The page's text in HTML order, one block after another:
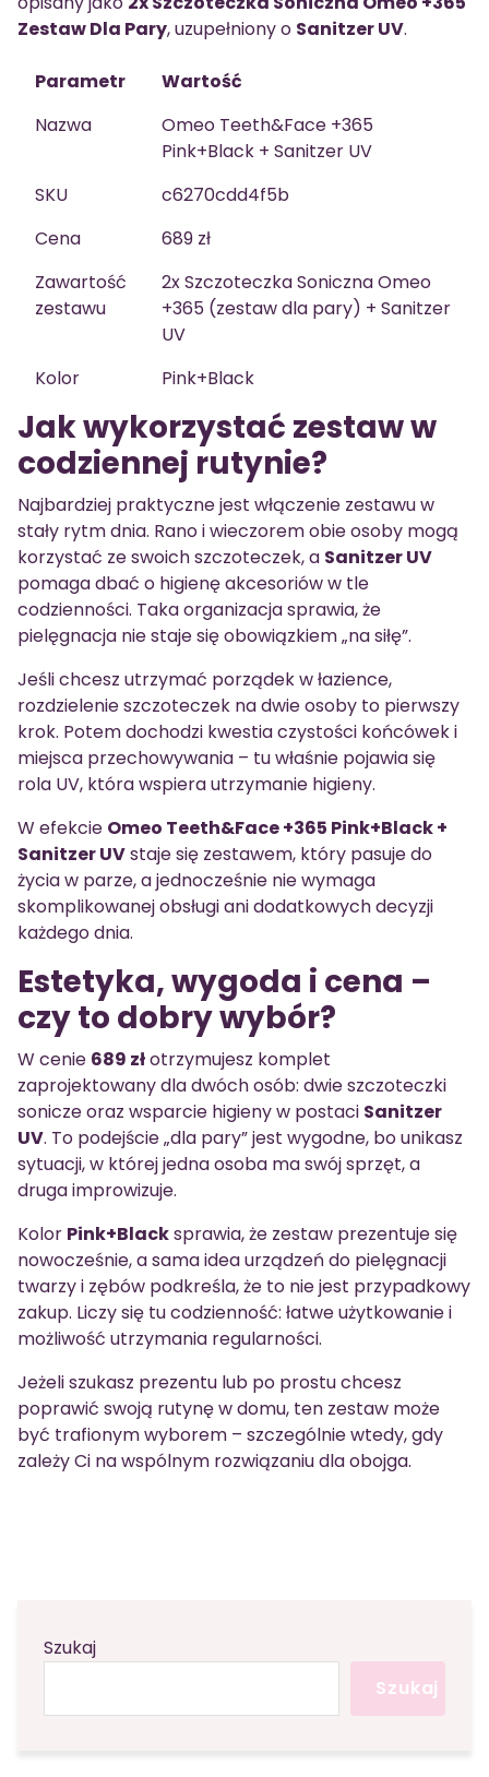
Zestaw Dla Pary, uzupełniony o Sanitzer UV.
Parametr
Wartość
Nazwa
Omeo Teeth&Face +365
Pink+Black + Sanitzer UV
SKU
c6270cdd4f5b
Cena
689 zł
Zawartość
zestawu
2x Szczoteczka Soniczna Omeo
+365 (zestaw dla pary) + Sanitzer
UV
Kolor
Pink+Black
Jak wykorzystać zestaw w
codziennej rutynie?
Najbardziej praktyczne jest włączenie zestawu w
stały rytm dnia. Rano i wieczorem obie osoby mogą
korzystać ze swoich szczoteczek, a Sanitzer UV
pomaga dbać o higienę akcesoriów w tle
codzienności. Taka organizacja sprawia, że
pielęgnacja nie staje się obowiązkiem „na siłę”.
Jeśli chcesz utrzymać porządek w łazience,
rozdzielenie szczoteczek na dwie osoby to pierwszy
krok. Potem dochodzi kwestia czystości końcówek i
miejsca przechowywania – tu właśnie pojawia się
rola UV, która wspiera utrzymanie higieny.
W efekcie Omeo Teeth&Face +365 Pink+Black +
Sanitzer UVstaje się zestawem, który pasuje do
życia w parze, a jednocześnie nie wymaga
skomplikowanej obsługi ani dodatkowych decyzji
każdego dnia.
Estetyka, wygoda i cena –
czy to dobry wybór?
W cenie 689 złotrzymujesz komplet
zaprojektowany dla dwóch osób: dwie szczoteczki
sonicze oraz wsparcie higieny w postaci Sanitzer
UV. To podejście „dla pary” jest wygodne, bo unikasz
sytuacji, w której jedna osoba ma swój sprzęt, a
druga improwizuje.
Kolor Pink+Blacksprawia, że zestaw prezentuje się
nowocześnie, a sama idea urządzeń do pielęgnacji
twarzy i zębów podkreśla, że to nie jest przypadkowy
zakup. Liczy się tu codzienność: łatwe użytkowanie i
możliwość utrzymania regularności.
Jeżeli szukasz prezentu lub po prostu chcesz
poprawić swoją rutynę w domu, ten zestaw może
być trafionym wyborem – szczególnie wtedy, gdy
zależy Ci na wspólnym rozwiązaniu dla obojga.
Szukaj
Szukaj